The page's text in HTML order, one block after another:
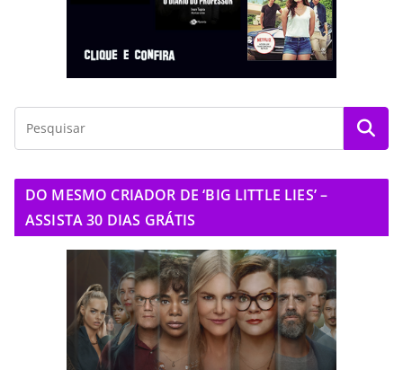
DO MESMO CRIADOR DE ‘BIG LITTLE LIES’ –
ASSISTA 30 DIAS GRÁTIS